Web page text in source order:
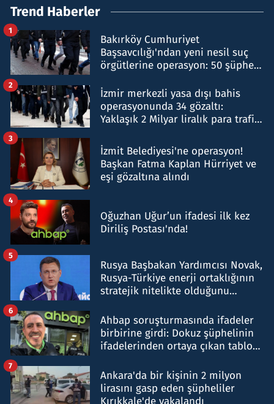
Trend Haberler
Bakırköy Cumhuriyet
Başsavcılığı'ndan yeni nesil suç
örgütlerine operasyon: 50 şüpheli
1
İzmir merkezli yasa dışı bahis
operasyonunda 34 gözaltı:
Yaklaşık 2 Milyar liralık para trafiği
2
İzmit Belediyesi'ne operasyon!
Başkan Fatma Kaplan Hürriyet ve
eşi gözaltına alındı
3
Oğuzhan Uğur’un ifadesi ilk kez
Diriliş Postası'nda!
4
Rusya Başbakan Yardımcısı Novak,
Rusya-Türkiye enerji ortaklığının
stratejik nitelikte olduğunu
5
Ahbap soruşturmasında ifadeler
birbirine girdi: Dokuz şüphelinin
ifadelerinden ortaya çıkan tablo
6
Ankara'da bir kişinin 2 milyon
lirasını gasp eden şüpheliler
Kırıkkale'de yakalandı
7